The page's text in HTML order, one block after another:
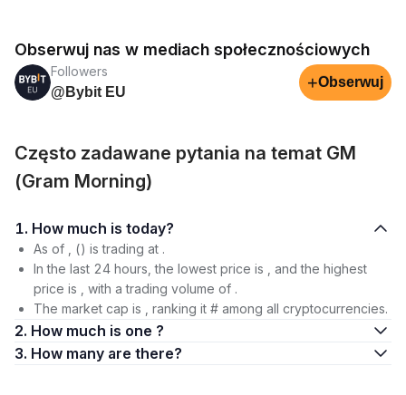
Obserwuj nas w mediach społecznościowych
Followers
@Bybit EU
+Obserwuj
Często zadawane pytania na temat GM
(Gram Morning)
1. How much is today?
As of , () is trading at .
In the last 24 hours, the lowest price is , and the highest
price is , with a trading volume of .
The market cap is , ranking it # among all cryptocurrencies.
2. How much is one ?
3. How many are there?